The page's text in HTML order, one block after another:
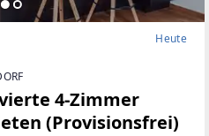
Heute
4-Zimmer
(Provisionsfrei)